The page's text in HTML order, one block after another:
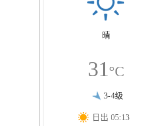
晴
31°C
3-4级
日出 05:13